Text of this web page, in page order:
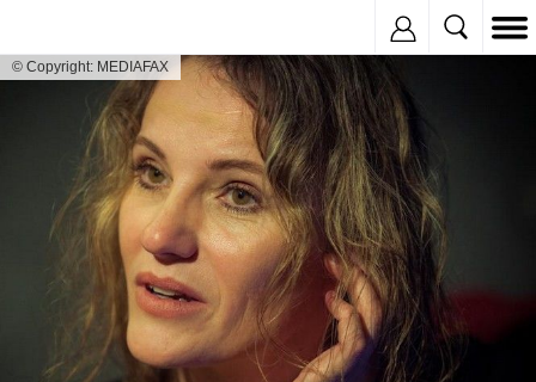
© Copyright: MEDIAFAX